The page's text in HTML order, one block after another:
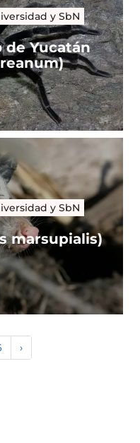
y SbN
de Yucatán
y SbN
marsupialis)
›